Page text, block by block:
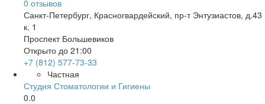
0 отзывов
Санкт-Петербург, Красногвардейский, пр-т Энтузиастов, д.43
к. 1
Проспект Большевиков
Открыто до 21:00
+7 (812) 577-73-33
Частная
Студия Стоматологии и Гигиены
0.0